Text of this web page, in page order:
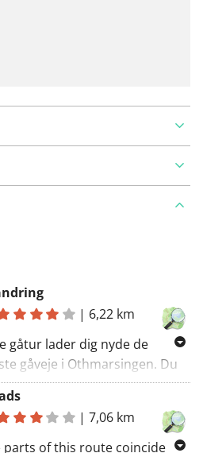
| 6,22 km
gåtur lader dig nyde de
gåveje i Othmarsingen. Du
sikkert blive forkælet af
rute. Nyd oplevelsen! Gå
ved
|7,06 km
parts of this route coincide